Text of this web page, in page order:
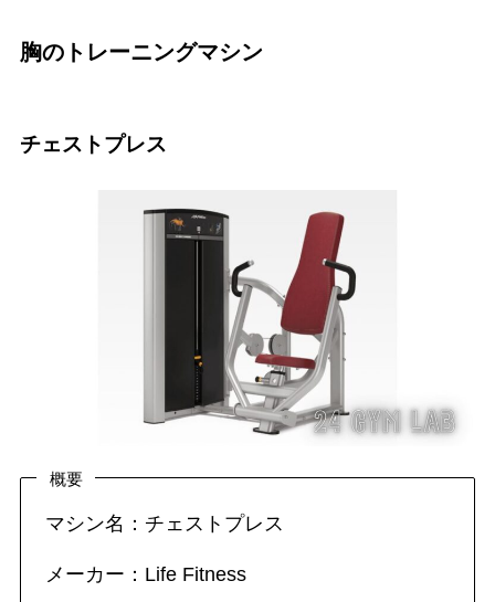
胸のトレーニングマシン
チェストプレス
概要
マシン名：チェストプレス
メーカー：Life Fitness